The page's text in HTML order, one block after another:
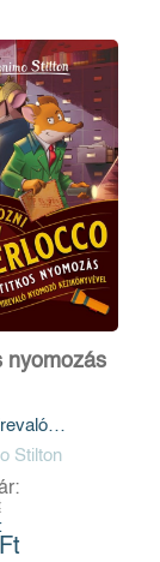
nyomozás
Stilton